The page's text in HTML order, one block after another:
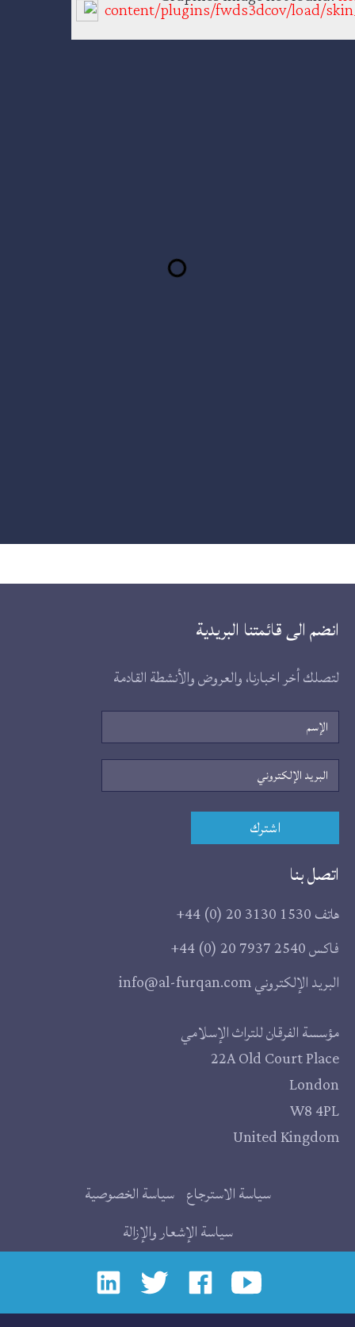
انضم الى قائمتنا البريدية
لتصلك أخر اخبارنا، والعروض والأنشطة القادمة
الإسم
البريد
الإلكتروني
اشترك
اتصل بنا
هاتف+44 (0) 20 3130 1530
فاكس+44 (0) 20 7937 2540
البريد الإلكترونيinfo@al-furqan.com
مقر
المؤسسة
مؤسسة الفرقان للتراث الإسلامي
22A Old Court Place
London
W8 4PL
United Kingdom
سياسة الاسترجاع سياسة الخصوصية
سياسة الإشعار والإزالة
content/plugins/fwds3dcov/load/